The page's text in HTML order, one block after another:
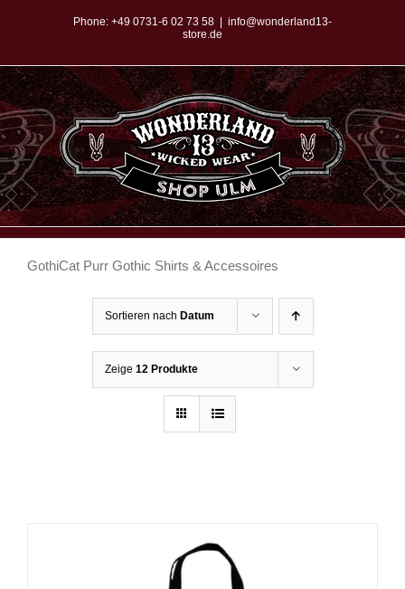
springen
Phone: +49 0731-6 02 73 58
info@wonderland13-
store.de
GothiCat Purr Gothic Shirts & Accessoires
Sortieren nach Datum
Zeige 12 Produkte